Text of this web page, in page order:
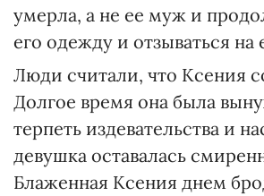
умерла, а не ее муж и
его одежду и отзываться на
Люди считали, что Ксения
Долгое время она была
терпеть издевательства и
девушка оставалась
Блаженная Ксения днем